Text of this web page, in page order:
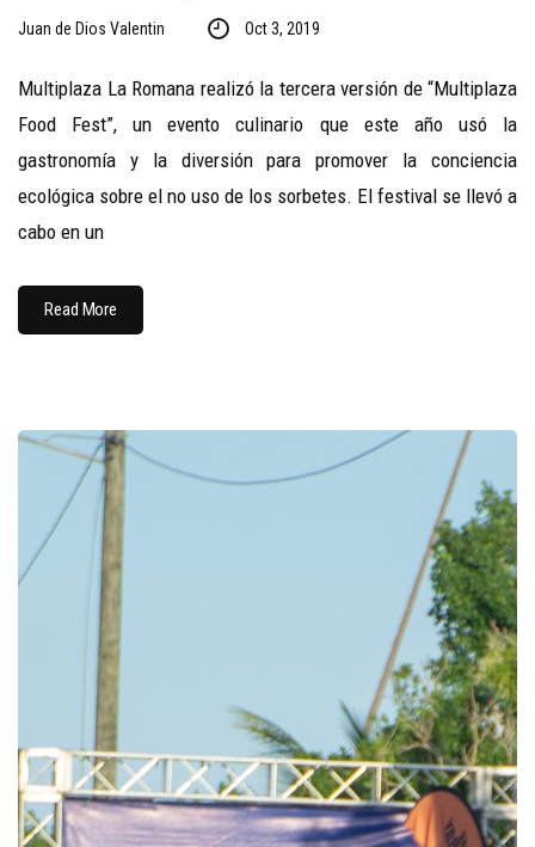
Juan de Dios Valentin Oct 3, 2019
Multiplaza La Romana realizó la tercera versión de “Multiplaza
Food Fest”, un evento culinario que este año usó la
gastronomía y la diversión para promover la conciencia
ecológica sobre el no uso de los sorbetes. El festival se llevó a
cabo en un
Read More